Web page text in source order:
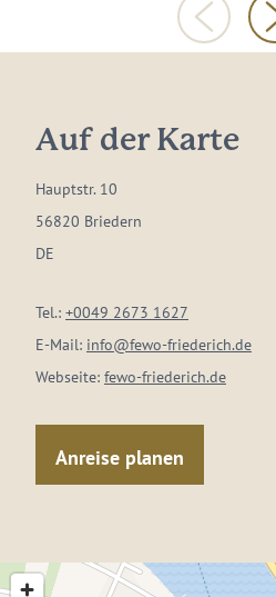
Auf der Karte
Hauptstr. 10
56820 Briedern
DE
Tel.: +0049 2673 1627
E-Mail: info@fewo-friederich.de
Webseite: fewo-friederich.de
Anreise planen